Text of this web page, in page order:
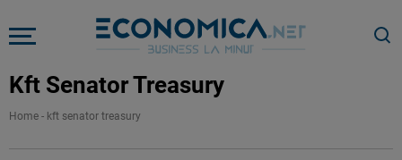
Kft Senator Treasury
Home - kft senator treasury